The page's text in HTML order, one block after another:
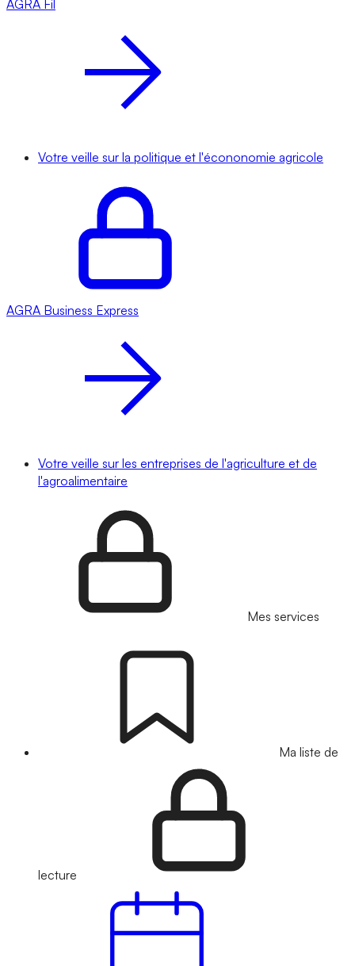
AGRA Fil
Votre veille sur la politique et l'écononomie agricole
AGRA Business Express
Votre veille sur les entreprises de l'agriculture et de
l'agroalimentaire
Mes services
Ma liste de
lecture